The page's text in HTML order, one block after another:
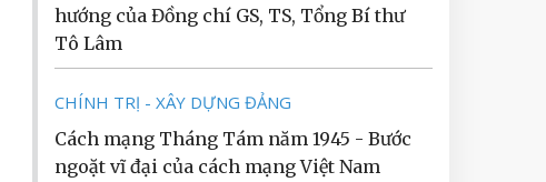
hướng của Đồng chí GS, TS, Tổng Bí thư
Tô Lâm
CHÍNH TRỊ - XÂY DỰNG ĐẢNG
Cách mạng Tháng Tám năm 1945 - Bước
ngoặt vĩ đại của cách mạng Việt Nam